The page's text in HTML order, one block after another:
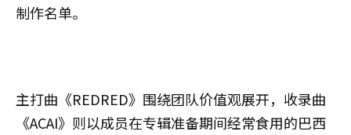
制作名单。
主打曲《REDRED》围绕团队价值观展开，收录曲
《ACAI》则以成员在专辑准备期间经常食用的巴西